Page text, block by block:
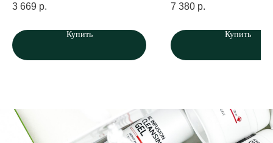
кожи - 50 мл
3 669 р.
Купить
7 380 р.
Купить
Каталог